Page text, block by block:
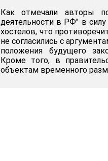
Как отмечали авторы
деятельности в РФ" в
хостелов, что
не согласились с
положения будущего
Кроме того, в
объектам временного